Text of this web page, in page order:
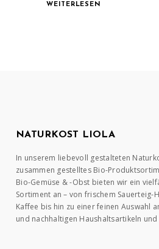
WEITERLESEN
NATURKOST LIOLA
In unserem liebevoll gestalteten
zusammen gestelltes Bio-
Bio-Gemüse & -Obst bieten wir ein
Sortiment an – von frischem
Kaffee bis hin zu einer feinen Auswahl
und nachhaltigen Haushaltsartikeln